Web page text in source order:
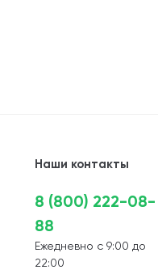
Наши контакты
8 (800) 222-08-
88
Ежедневно с 9:00 до
22:00